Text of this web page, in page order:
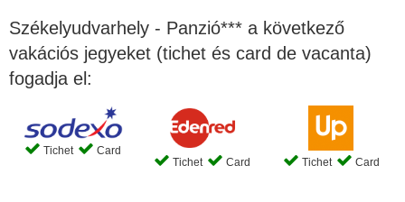
Székelyudvarhely - Panzió*** a következő
vakációs jegyeket (tichet és card de vacanta)
fogadja el:
Tichet
Card
Tichet
Card Tichet Card